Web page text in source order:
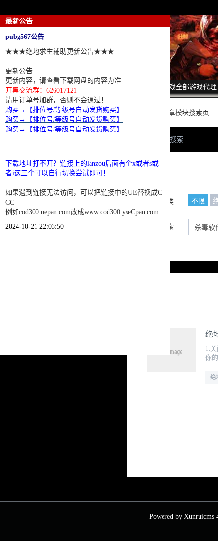
最新公告
pubg567公告
★★★绝地求生辅助更新公告★★★
更新公告
更新内容，请查看下载网盘的内容为准
开黑交流群：626017121
请用订单号加群，否则不会通过！
购买→【排位号/等级号自动发货购买】
购买→【排位号/等级号自动发货购买】
购买→【排位号/等级号自动发货购买】
下载地址打不开？链接上的lanzou后面有个x或者s或
者i这三个可以自行切换尝试即可！
如果遇到链接无法访问，可以把链接中的UE替换成C
CC
例如cod300.uepan.com改成www.cod300.yseCpan.com
2024-10-21 22:03:50
诚招热门游戏全部游戏代
这里是普通文章模块搜索页
搜索
条件筛选
栏目分类 不限
内容搜索
绝
1.
你
绝
Powered by Xunruicms